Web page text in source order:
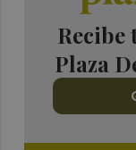
Recibe
Plaza